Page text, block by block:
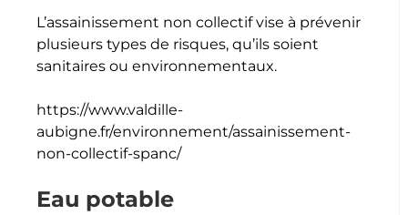
L’assainissement non collectif vise à prévenir
plusieurs types de risques, qu’ils soient
sanitaires ou environnementaux.
https://www.valdille-
aubigne.fr/environnement/assainissement-
non-collectif-spanc/
Eau potable